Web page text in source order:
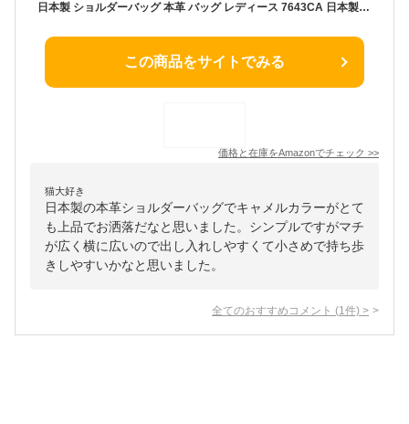
日本製 ショルダーバッグ 本革 バッグ レディース 7643CA 日本製 レザーバッグ 女性 ショルダーバック 鞄 かばん カバン 本革 bag トラベル 海外旅行 ショルダーバッグ レディース ファスナー 小さめ ladies bag 誕生日 プレゼント 女性 彼女 7643 (キャメル)
この商品をサイトでみる
価格と在庫をAmazonでチェック >>
猫大好き
日本製の本革ショルダーバッグでキャメルカラーがとて
も上品でお洒落だなと思いました。シンプルですがマチ
が広く横に広いので出し入れしやすくて小さめで持ち歩
きしやすいかなと思いました。
全てのおすすめコメント (1 件) >